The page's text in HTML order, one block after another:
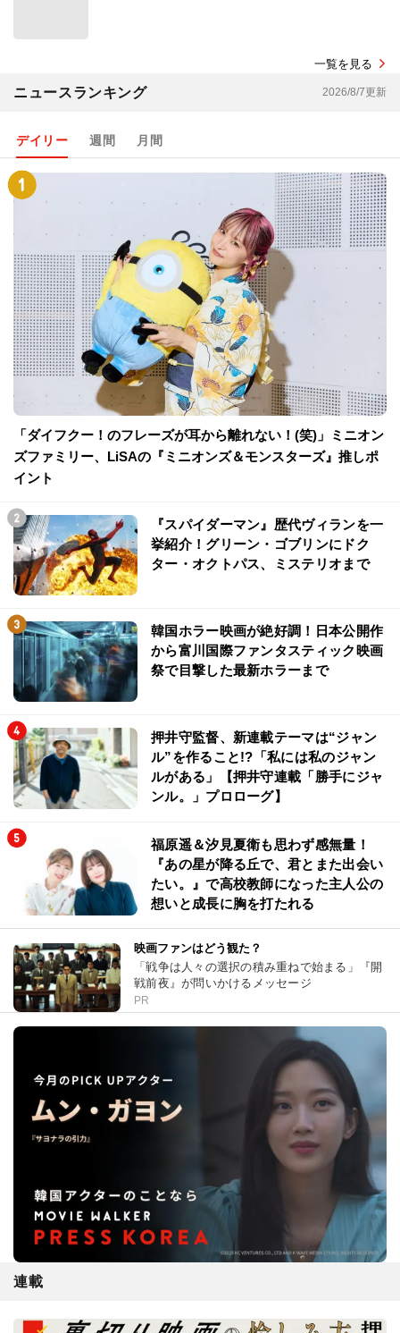
一覧を見る
ニュースランキング 2026/8/7更新
デイリー 週間 月間
「ダイフクー！のフレーズが耳から離れない！(笑)」ミニオン
ズファミリー、LiSAの『ミニオンズ＆モンスターズ』推しポ
イント
『スパイダーマン』歴代ヴィランを一
挙紹介！グリーン・ゴブリンにドク
ター・オクトパス、ミステリオまで
韓国ホラー映画が絶好調！日本公開作
から富川国際ファンタスティック映画
祭で目撃した最新ホラーまで
押井守監督、新連載テーマは“ジャン
ル”を作ること!?「私には私のジャン
ルがある」【押井守連載「勝手にジャ
ンル。」プロローグ】
福原遥＆汐見夏衛も思わず感無量！
『あの星が降る丘で、君とまた出会い
たい。』で高校教師になった主人公の
想いと成長に胸を打たれる
映画ファンはどう観た？
「戦争は人々の選択の積み重ねで始まる」『開
戦前夜』が問いかけるメッセージ
PR
連載